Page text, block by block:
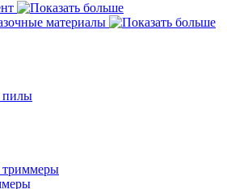
материалы
пилы
триммеры